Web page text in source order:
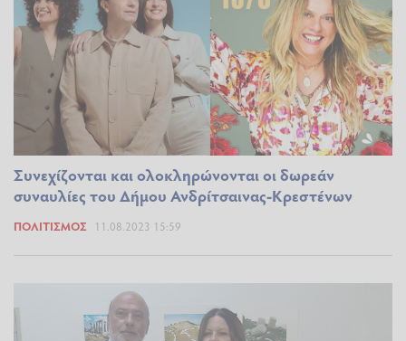
Συνεχίζονται και ολοκληρώνονται οι δωρεάν
συναυλίες του Δήμου Ανδρίτσαινας-Κρεστένων
ΠΟΛΙΤΙΣΜΌΣ 11.08.2023 15:59